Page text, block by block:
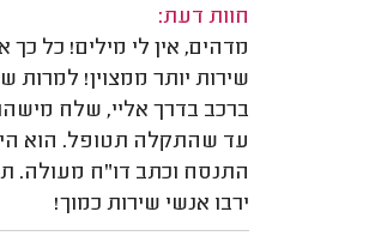
חוות דעת:
מדהים, אין לי מילים! כל כך
שירות יותר ממצוין! למרות
ברכב בדרך אליי, שלח
עד שהתקלה תטופל. הוא
התנסח וכתב דו"ח מעולה.
ירבו אנשי שירות כמוך!